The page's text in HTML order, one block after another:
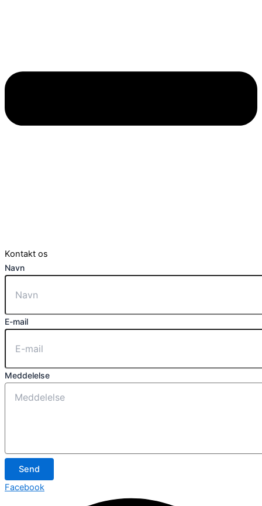
Kontakt os
Navn
E-mail
Meddelelse
Send
Facebook